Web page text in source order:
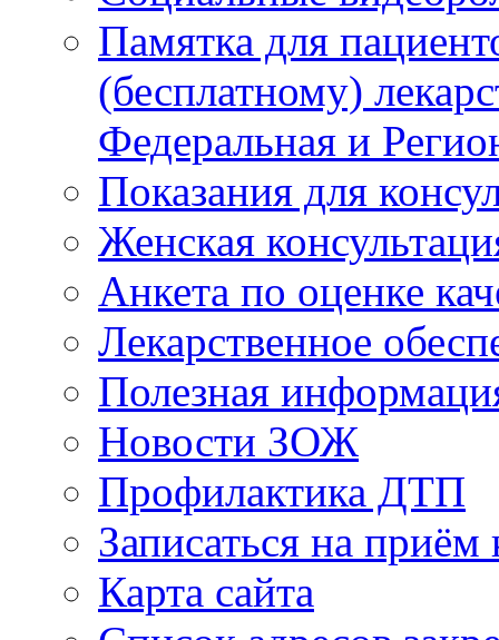
Памятка для
(бесплатному)
Федеральная и
Показания для
Женская
Анкета по оценке
Лекарственное
Полезная
Новости ЗОЖ
Профилактика ДТП
Записаться на приём
Карта сайта